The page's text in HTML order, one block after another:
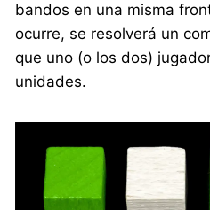
bandos en una misma
ocurre, se resolverá un
que uno (o los dos)
unidades.